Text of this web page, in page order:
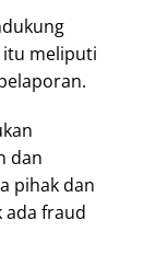
itu meliputi
dan
pihak dan
ada fraud